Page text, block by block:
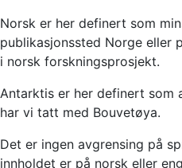
Norsk er her definert som
publikasjonssted Norge eller
i norsk forskningsprosjekt.
Antarktis er her definert som
har vi tatt med Bouvetøya.
Det er ingen avgrensing på
innholdet er på norsk eller